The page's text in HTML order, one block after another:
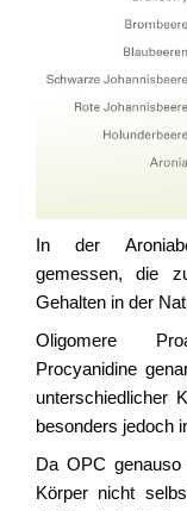
In der
gemessen, die
Gehalten in der
Oligomere
Procyanidine
unterschiedlicher
besonders jedoch
Da OPC
Körper nicht